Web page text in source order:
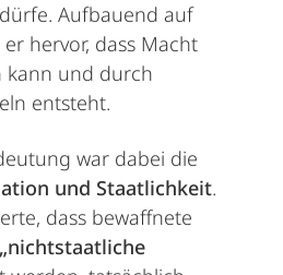
Aufbauend auf
hervor, dass Macht
kann und durch
entsteht.
war dabei die
und Staatlichkeit.
dass bewaffnete
„nichtstaatliche